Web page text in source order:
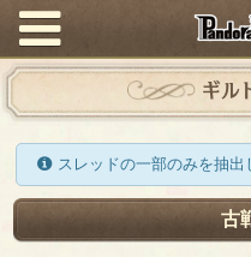
ギル
スレッドの一部のみを抽出
古